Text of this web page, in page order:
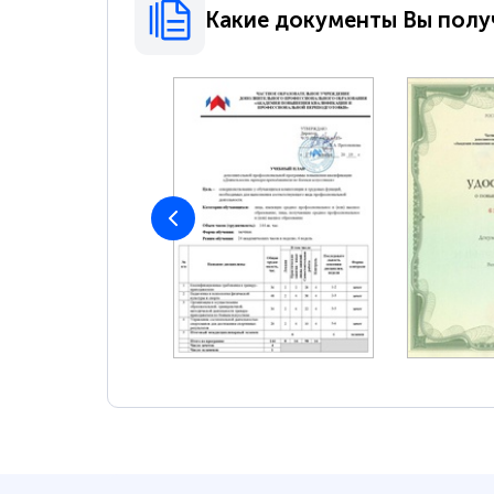
Какие документы Вы